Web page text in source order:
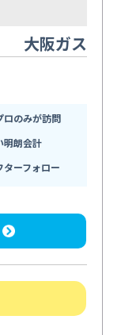
大阪ガス
ロのみが訪問
明朗会計
ーフォロー